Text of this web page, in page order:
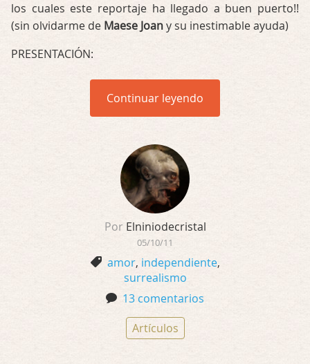
los cuales este reportaje ha llegado a buen puerto!!
(sin olvidarme de Maese Joany su inestimable ayuda)
PRESENTACIÓN:
Continuar leyendo
PorElniniodecristal
05/10/11
amor, independiente,
surrealismo
13 comentarios
Artículos